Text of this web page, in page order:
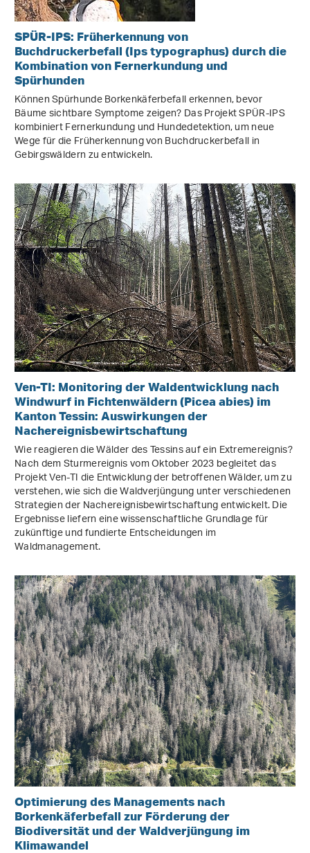
SPÜR-IPS: Früherkennung von
Buchdruckerbefall (Ips typographus) durch die
Kombination von Fernerkundung und
Spürhunden
Können Spürhunde Borkenkäferbefall erkennen, bevor
Bäume sichtbare Symptome zeigen? Das Projekt SPÜR-IPS
kombiniert Fernerkundung und Hundedetektion, um neue
Wege für die Früherkennung von Buchdruckerbefall in
Gebirgswäldern zu entwickeln.
Ven-TI: Monitoring der Waldentwicklung nach
Windwurf in Fichtenwäldern (Picea abies) im
Kanton Tessin: Auswirkungen der
Nachereignisbewirtschaftung
Wie reagieren die Wälder des Tessins auf ein Extremereignis?
Nach dem Sturmereignis vom Oktober 2023 begleitet das
Projekt Ven-TI die Entwicklung der betroffenen Wälder, um zu
verstehen, wie sich die Waldverjüngung unter verschiedenen
Strategien der Nachereignisbewirtschaftung entwickelt. Die
Ergebnisse liefern eine wissenschaftliche Grundlage für
zukünftige und fundierte Entscheidungen im
Waldmanagement.
Optimierung des Managements nach
Borkenkäferbefall zur Förderung der
Biodiversität und der Waldverjüngung im
Klimawandel